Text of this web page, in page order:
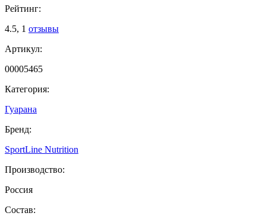
Рейтинг:
4.5, 1 отзывы
Артикул:
00005465
Категория:
Гуарана
Бренд:
SportLine Nutrition
Производство:
Россия
Состав: